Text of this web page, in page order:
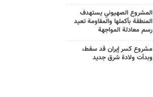
المشروع الصهيوني يستهدف
المنطقة بأكملها والمقاومة تعيد
رسم معادلة المواجهة
مشروع كسر إيران قد سقط،
وبدأت ولادة شرق جديد